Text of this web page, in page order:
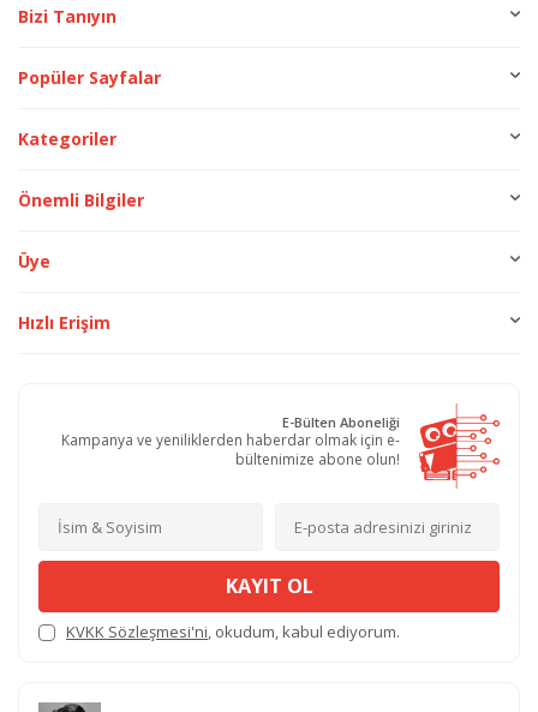
Bizi Tanıyın
Popüler Sayfalar
Kategoriler
Önemli Bilgiler
Üye
Hızlı Erişim
E-Bülten Aboneliği
Kampanya ve yeniliklerden haberdar olmak için e-
bültenimize abone olun!
KAYIT OL
KVKK Sözleşmesi'ni, okudum, kabul ediyorum.